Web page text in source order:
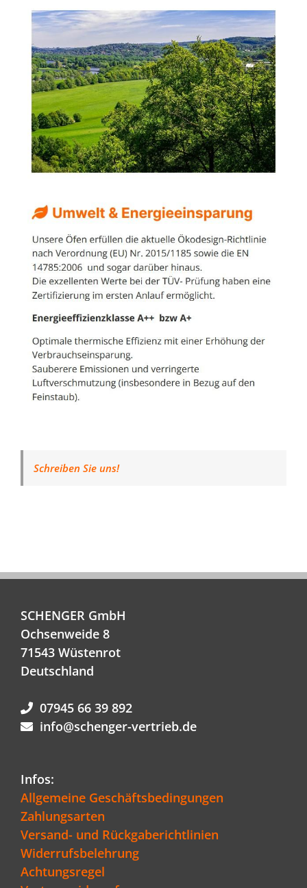
Schreiben Sie uns!
SCHENGER GmbH
Ochsenweide 8
71543 Wüstenrot
Deutschland
07945 66 39 892
info@schenger-vertrieb.de
Infos:
Allgemeine Geschäftsbedingungen
Zahlungsarten
Versand- und Rückgaberichtlinien
Widerrufsbelehrung
Achtungsregel